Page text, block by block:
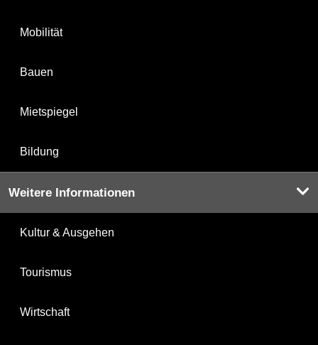
Mobilität
Bauen
Mietspiegel
Bildung
Weitere Informationen
Kultur & Ausgehen
Tourismus
Wirtschaft